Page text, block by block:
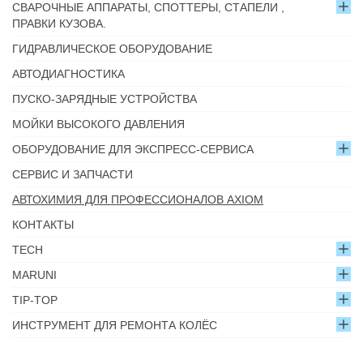
СВАРОЧНЫЕ АППАРАТЫ, СПОТТЕРЫ, СТАПЕЛИ ,
ПРАВКИ КУЗОВА.
ГИДРАВЛИЧЕСКОЕ ОБОРУДОВАНИЕ
АВТОДИАГНОСТИКА
ПУСКО-ЗАРЯДНЫЕ УСТРОЙСТВА
МОЙКИ ВЫСОКОГО ДАВЛЕНИЯ
ОБОРУДОВАНИЕ ДЛЯ ЭКСПРЕСС-СЕРВИСА
СЕРВИС И ЗАПЧАСТИ
АВТОХИМИЯ ДЛЯ ПРОФЕССИОНАЛОВ AXIOM
КОНТАКТЫ
TECH
MARUNI
TIP-TOP
ИНСТРУМЕНТ ДЛЯ РЕМОНТА КОЛЁС